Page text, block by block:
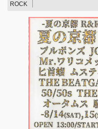
ROCK